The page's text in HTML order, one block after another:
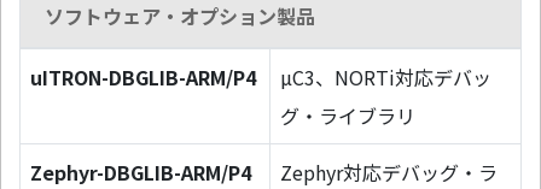
ソフトウェア・オプション製品
uITRON-DBGLIB-ARM/P4
µC3、NORTi対応デバッ
グ・ライブラリ
Zephyr-DBGLIB-ARM/P4
Zephyr対応デバッグ・ラ